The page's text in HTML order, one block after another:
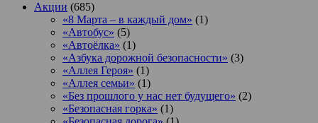
Акции (685)
«8 Марта – в каждый дом» (1)
«Автобус» (5)
«Автоёлка» (1)
«Азбука дорожной безопасности» (3)
«Аллея Героя» (1)
«Аллея семьи» (1)
«Без прошлого у нас нет будущего» (2)
«Безопасная горка» (1)